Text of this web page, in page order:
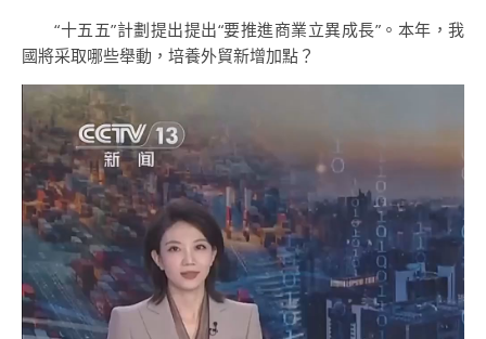
“十五五”計劃提出提出“要推進商業立異成長”。本年，我
國將采取哪些舉動，培養外貿新增加點？